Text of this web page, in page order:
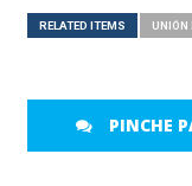
RELATED ITEMS UNIÓN
PINCHE